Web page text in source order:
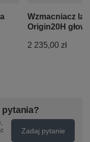
Wzmacniacz
Origin20H
2 235,00 zł
pytania?
Zadaj pytanie